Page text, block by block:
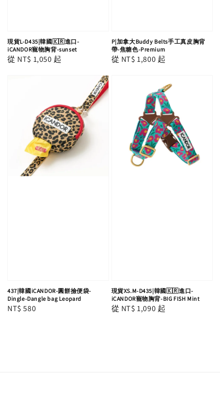
現貨L-D435|韓國🇰🇷進口-
iCANDOR寵物胸背-sunset
Regular
從 NT$ 1,050 起
P|加拿大Buddy Belts手工真皮胸背
帶-焦糖色-Premium
Regular
從 NT$ 1,800 起
437|韓國iCANDOR-圓餅撿便袋-
Dingle-Dangle bag Leopard
Regular
NT$ 580
現貨XS.M-D435|韓國🇰🇷進口-
iCANDOR寵物胸背-BIG FISH Mint
Regular
從 NT$ 1,090 起